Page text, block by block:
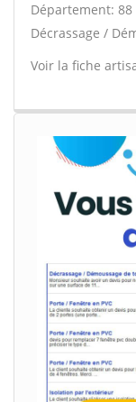
Département: 88
Décrassage /
Voir la fiche